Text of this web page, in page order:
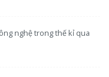
nghệ trong thế kỉ qua